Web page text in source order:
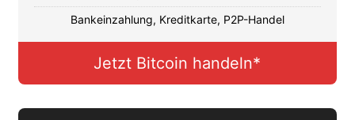
Bankeinzahlung, Kreditkarte, P2P-Handel
Jetzt Bitcoin handeln*